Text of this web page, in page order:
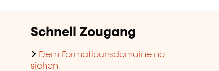
Schnell Zougang
Dem Formatiounsdomaine no
sichen